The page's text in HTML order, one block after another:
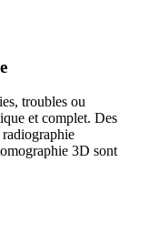
troubles ou
et complet. Des
radiographie
3D sont